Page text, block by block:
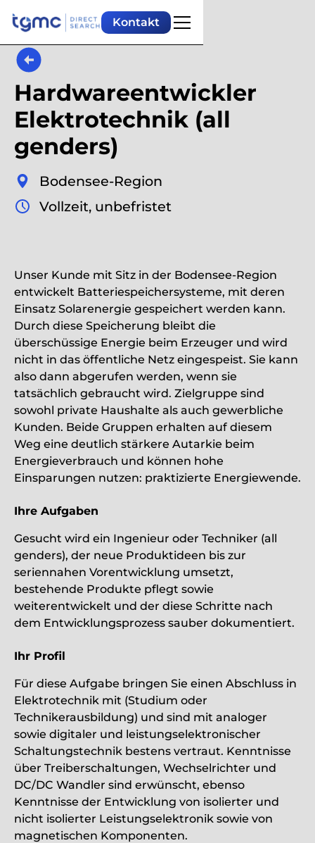
Kontakt
Hardwareentwickler
Elektrotechnik (all
genders)
Bodensee-Region
Vollzeit, unbefristet
Unser Kunde mit Sitz in der Bodensee-Region
entwickelt Batteriespeichersysteme, mit deren
Einsatz Solarenergie gespeichert werden kann.
Durch diese Speicherung bleibt die
überschüssige Energie beim Erzeuger und wird
nicht in das öffentliche Netz eingespeist. Sie kann
also dann abgerufen werden, wenn sie
tatsächlich gebraucht wird. Zielgruppe sind
sowohl private Haushalte als auch gewerbliche
Kunden. Beide Gruppen erhalten auf diesem
Weg eine deutlich stärkere Autarkie beim
Energieverbrauch und können hohe
Einsparungen nutzen: praktizierte Energiewende.
Ihre Aufgaben
Gesucht wird ein Ingenieur oder Techniker (all
genders), der neue Produktideen bis zur
seriennahen Vorentwicklung umsetzt,
bestehende Produkte pflegt sowie
weiterentwickelt und der diese Schritte nach
dem Entwicklungsprozess sauber dokumentiert.
Ihr Profil
Für diese Aufgabe bringen Sie einen Abschluss in
Elektrotechnik mit (Studium oder
Technikerausbildung) und sind mit analoger
sowie digitaler und leistungselektronischer
Schaltungstechnik bestens vertraut. Kenntnisse
über Treiberschaltungen, Wechselrichter und
DC/DC Wandler sind erwünscht, ebenso
Kenntnisse der Entwicklung von isolierter und
nicht isolierter Leistungselektronik sowie von
magnetischen Komponenten.